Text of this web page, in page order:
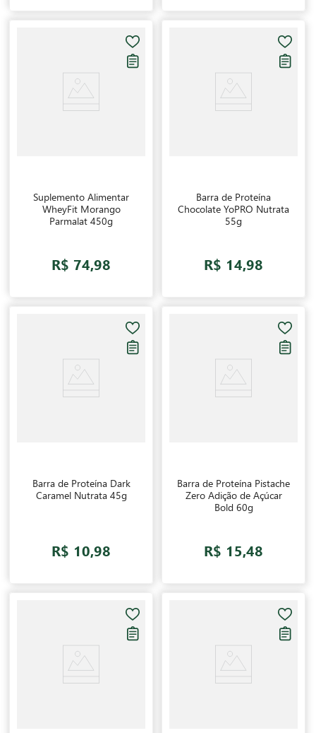
Suplemento Alimentar
WheyFit Morango
Parmalat 450g
R$ 74,98
Barra de Proteína
Chocolate YoPRO Nutrata
55g
R$ 14,98
Barra de Proteína Dark
Caramel Nutrata 45g
R$ 10,98
Barra de Proteína Pistache
Zero Adição de Açúcar
Bold 60g
R$ 15,48